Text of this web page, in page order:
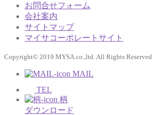
お問合せフォーム
会社案内
サイトマップ
マイサコーポレートサイト
Copyright© 2019 MYSA.co.,ltd. All Rights Reserved.
MAIL
TEL
柄
ダウンロード